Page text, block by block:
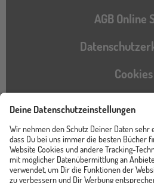
AGB Online
Cookies
Instagram
TikTokPinterestYouTube